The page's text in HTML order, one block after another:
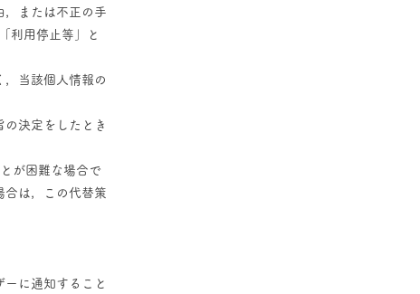
，または不正の手
利用停止等」と
当該個人情報の
決定をしたとき
が困難な場合で
合は，この代替策
に通知すること